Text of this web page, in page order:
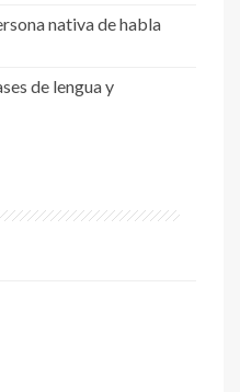
nativa de habla
de lengua y